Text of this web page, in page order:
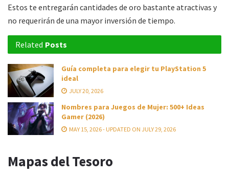
Estos te entregarán cantidades de oro bastante atractivas y
no requerirán de una mayor inversión de tiempo.
Related Posts
Guía completa para elegir tu PlayStation 5
ideal
JULY 20, 2026
Nombres para Juegos de Mujer: 500+ Ideas
Gamer (2026)
MAY 15, 2026 - UPDATED ON JULY 29, 2026
Mapas del Tesoro